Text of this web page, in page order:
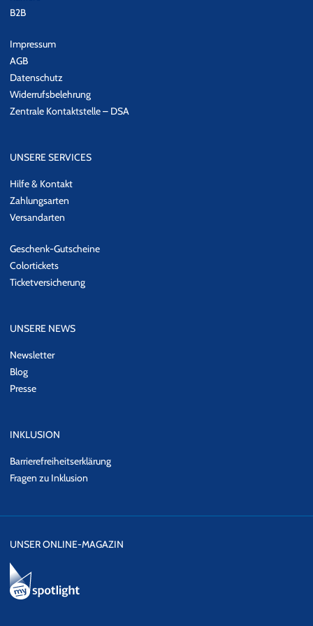
B2B
Impressum
AGB
Datenschutz
Widerrufsbelehrung
Zentrale Kontaktstelle – DSA
UNSERE SERVICES
Hilfe & Kontakt
Zahlungsarten
Versandarten
Geschenk-Gutscheine
Colortickets
Ticketversicherung
UNSERE NEWS
Newsletter
Blog
Presse
INKLUSION
Barrierefreiheitserklärung
Fragen zu Inklusion
UNSER ONLINE-MAGAZIN